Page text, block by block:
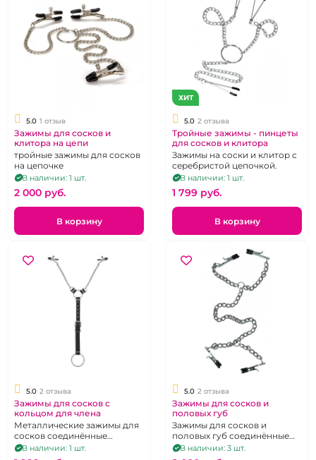
5.0 1 отзыв
Зажимы для сосков и
клитора на цепи
тройные зажимы для сосков
на цепочке
В наличии: 1 шт.
2 000 pуб.
В корзину
ХИТ
5.0 2 отзыва
Тройные зажимы - пинцеты
для сосков и клитора
Зажимы на соски и клитор с
серебристой цепочкой.
В наличии: 1 шт.
1 799 pуб.
В корзину
5.0 2 отзыва
Зажимы для сосков с
кольцом для члена
Металлические зажимы для
сосков соединённые
системой цепей и ремней с
кольцом для члена.
В наличии: 1 шт.
5.0 2 отзыва
Зажимы для сосков и
половых губ
Зажимы для сосков и
половых губ соединённые
классической,
металлической цепью.
В наличии: 3 шт.